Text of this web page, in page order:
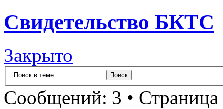
Свидетельство БКТС
Закрыто
Сообщений: 3 • Страница